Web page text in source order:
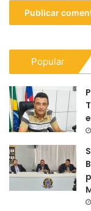
Popular